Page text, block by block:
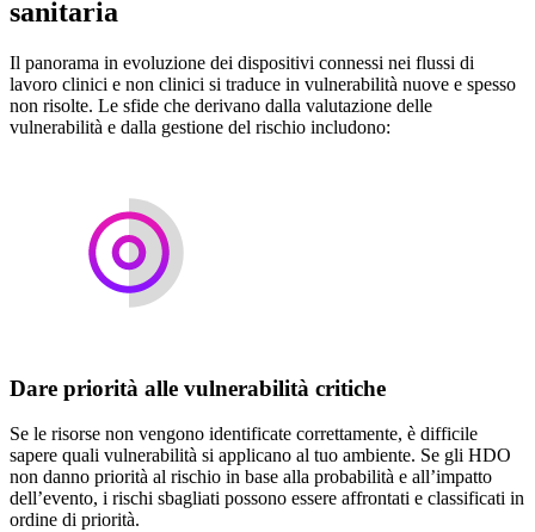
sanitaria
Il panorama in evoluzione dei dispositivi connessi nei flussi di
lavoro clinici e non clinici si traduce in vulnerabilità nuove e spesso
non risolte. Le sfide che derivano dalla valutazione delle
vulnerabilità e dalla gestione del rischio includono:
Dare priorità alle vulnerabilità critiche
Se le risorse non vengono identificate correttamente, è difficile
sapere quali vulnerabilità si applicano al tuo ambiente. Se gli HDO
non danno priorità al rischio in base alla probabilità e all’impatto
dell’evento, i rischi sbagliati possono essere affrontati e classificati in
ordine di priorità.